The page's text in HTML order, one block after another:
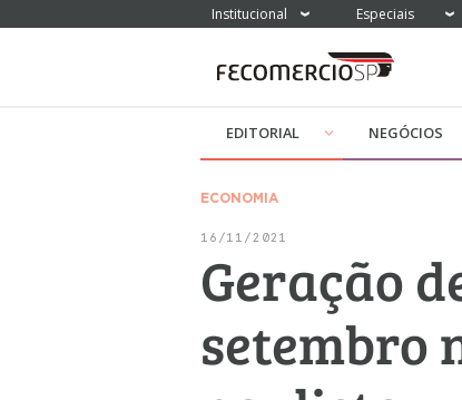
Institucional Especiais
EDITORIAL NEGÓCIOS
ECONOMIA
16/11/2021
Geração
setembro